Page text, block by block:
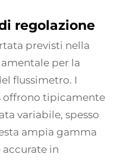
regolazione
previsti nella
per la
flussimetro. I
offrono tipicamente
variabile, spesso
ampia gamma
in